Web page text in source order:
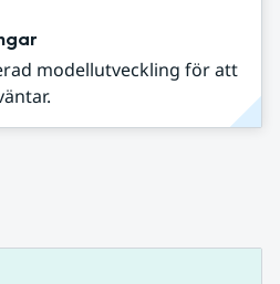
modellutveckling för att